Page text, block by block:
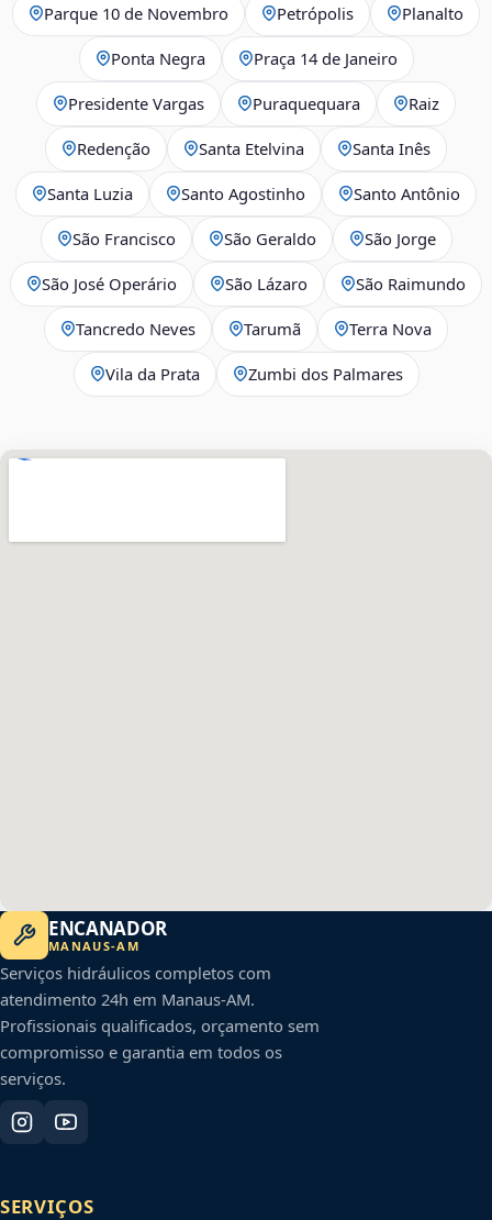
Parque 10 de Novembro Petrópolis Planalto
Ponta Negra Praça 14 de Janeiro
Presidente Vargas Puraquequara Raiz
Redenção Santa Etelvina Santa Inês
Santa Luzia Santo Agostinho Santo Antônio
São Francisco São Geraldo São Jorge
São José Operário São Lázaro São Raimundo
Tancredo Neves Tarumã Terra Nova
Vila da Prata Zumbi dos Palmares
ENCANADOR
MANAUS-AM
Serviços hidráulicos completos com
atendimento 24h em Manaus-AM.
Profissionais qualificados, orçamento sem
compromisso e garantia em todos os
serviços.
SERVIÇOS